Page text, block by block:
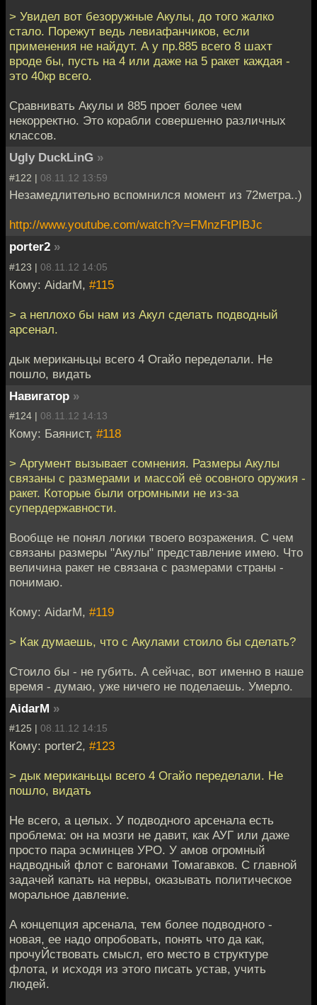
> Увидел вот безоружные Акулы, до того жалко
стало. Порежут ведь левиафанчиков, если
применения не найдут. А у пр.885 всего 8 шахт
вроде бы, пусть на 4 или даже на 5 ракет каждая -
это 40кр всего.
Сравнивать Акулы и 885 проет более чем
некорректно. Это корабли совершенно различных
классов.
Ugly DuckLinG »
#122 | 08.11.12 13:59
Незамедлительно вспомнился момент из 72метра..)
http://www.youtube.com/watch?v=FMnzFtPIBJc
porter2 »
#123 | 08.11.12 14:05
Кому: AidarM, #115
> а неплохо бы нам из Акул сделать подводный
арсенал.
дык мериканьцы всего 4 Огайо переделали. Не
пошло, видать
Навигатор »
#124 | 08.11.12 14:13
Кому: Баянист, #118
> Аргумент вызывает сомнения. Размеры Акулы
связаны с размерами и массой её осовного оружия -
ракет. Которые были огромными не из-за
супердержавности.
Вообще не понял логики твоего возражения. С чем
связаны размеры "Акулы" представление имею. Что
величина ракет не связана с размерами страны -
понимаю.
Кому: AidarM, #119
> Как думаешь, что с Акулами стоило бы сделать?
Стоило бы - не губить. А сейчас, вот именно в наше
время - думаю, уже ничего не поделаешь. Умерло.
AidarM »
#125 | 08.11.12 14:15
Кому: porter2, #123
> дык мериканьцы всего 4 Огайо переделали. Не
пошло, видать
Не всего, а целых. У подводного арсенала есть
проблема: он на мозги не давит, как АУГ или даже
просто пара эсминцев УРО. У амов огромный
надводный флот с вагонами Томагавков. С главной
задачей капать на нервы, оказывать политическое
моральное давление.
А концепция арсенала, тем более подводного -
новая, ее надо опробовать, понять что да как,
прочуЙствовать смысл, его место в структуре
флота, и исходя из этого писать устав, учить
людей.